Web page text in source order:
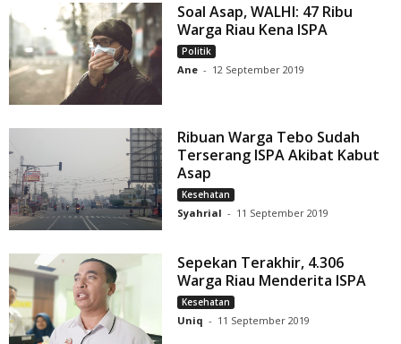
Soal Asap, WALHI: 47 Ribu
Warga Riau Kena ISPA
Politik
Ane - 12 September 2019
Ribuan Warga Tebo Sudah
Terserang ISPA Akibat Kabut
Asap
Kesehatan
Syahrial - 11 September 2019
Sepekan Terakhir, 4.306
Warga Riau Menderita ISPA
Kesehatan
Uniq - 11 September 2019